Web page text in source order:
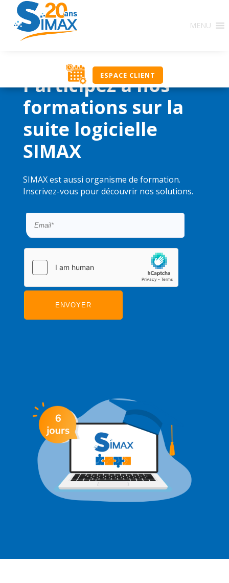
MENU
ESPACE CLIENT
Participez à nos
formations sur la
suite logicielle
SIMAX
SIMAX est aussi organisme de formation.
Inscrivez-vous pour découvrir nos solutions.